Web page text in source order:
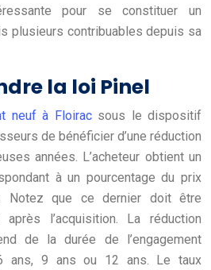
pour se constituer un
plusieurs contribuables depuis sa
la loi Pinel
neuf à Floiracsous le dispositif
de bénéficier d’une réduction
années. L’acheteur obtient un
à un pourcentage du prix
Notez que ce dernier doit être
l’acquisition. La réduction
de la durée de l’engagement
ans, 9 ans ou 12 ans. Le taux